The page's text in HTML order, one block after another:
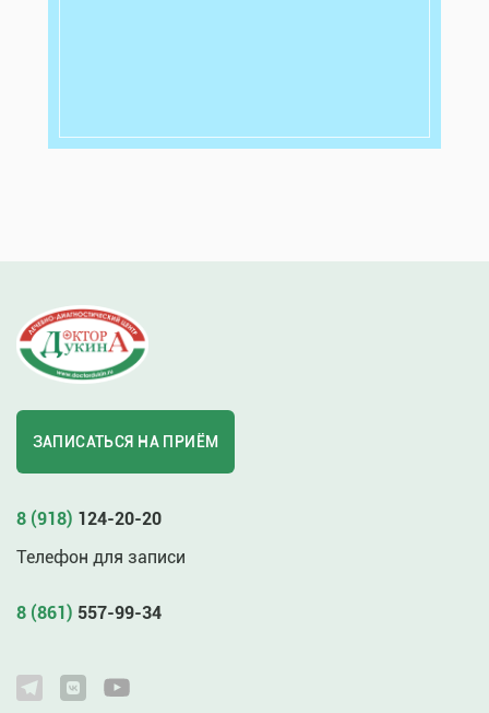
ЗАПИСАТЬСЯ НА ПРИЁМ
8 (918) 124-20-20
Телефон для записи
8 (861) 557-99-34